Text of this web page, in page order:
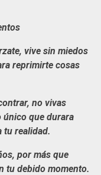
vive sin miedos
reprimirte cosas
no vivas
único que durara
tu realidad.
por más que
tu debido momento.